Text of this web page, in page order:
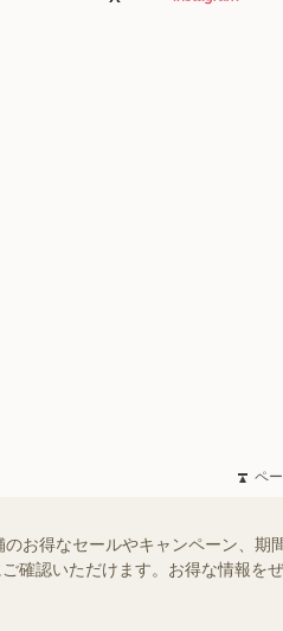
ペ
お得なセールやキャンペーン、期
確認いただけます。お得な情報を